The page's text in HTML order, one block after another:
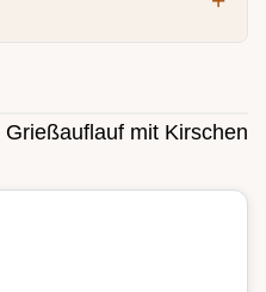
Grießauflauf mit Kirschen